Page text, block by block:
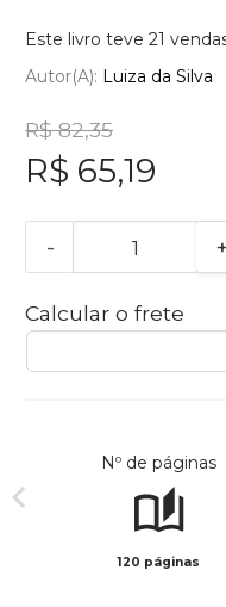
Este livro teve 21
Autor(a): Luiza da Silva
R$ 82,35
R$ 65,19
- +
Calcular o frete
Nº de páginas
120 páginas